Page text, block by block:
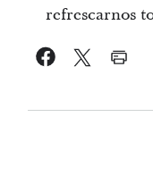
refrescarnos